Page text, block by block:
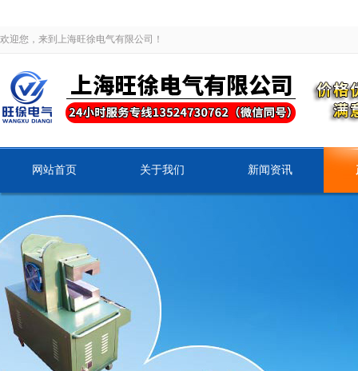
欢迎您，来到上海旺徐电气有限公司！
网站首页 关于我们 新闻资讯